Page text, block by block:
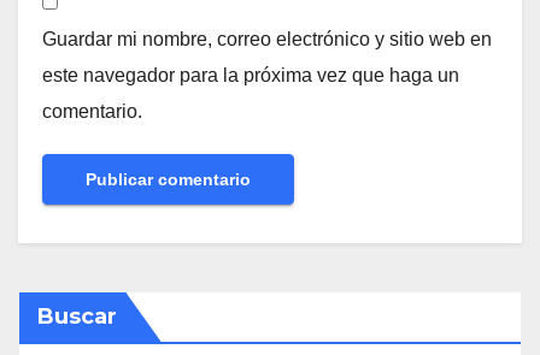
Guardar mi nombre, correo electrónico y sitio web en
este navegador para la próxima vez que haga un
comentario.
Buscar